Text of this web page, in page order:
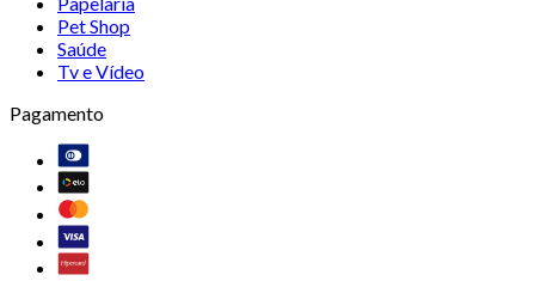
Pet Shop
Saúde
Tv e Vídeo
Pagamento